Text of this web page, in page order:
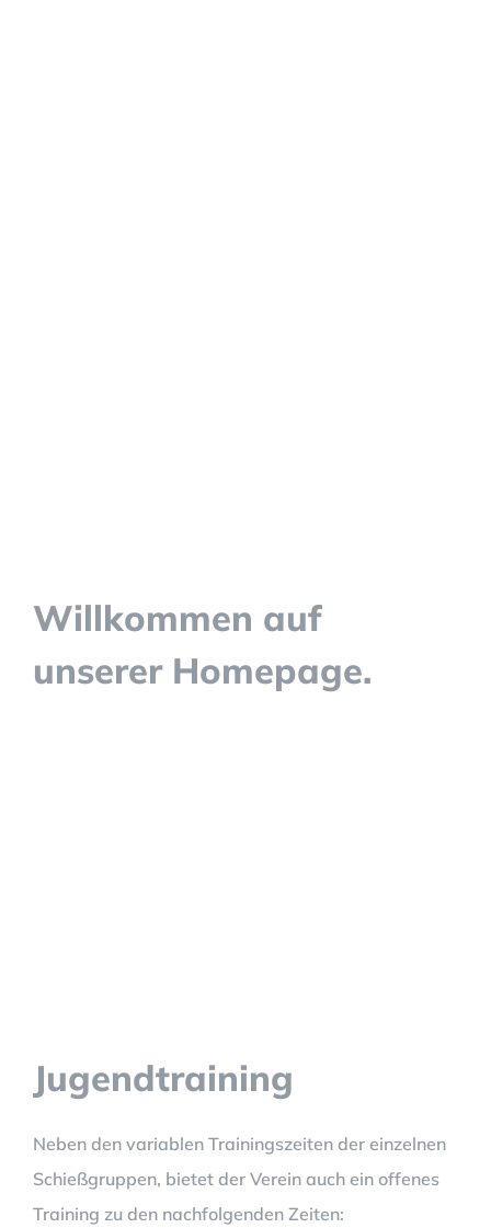
Willkommen auf
unserer Homepage.
Jugendtraining
Neben den variablen Trainingszeiten der einzelnen
Schießgruppen, bietet der Verein auch ein offenes
Training zu den nachfolgenden Zeiten: